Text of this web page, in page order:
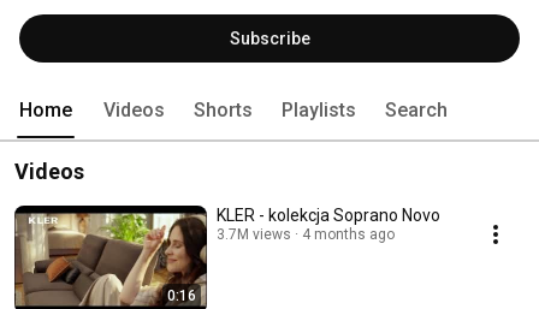
Subscribe
Home Videos Shorts Playlists Search
Videos
0:16
KLER - kolekcja Soprano Novo
3.7M views 4 months ago